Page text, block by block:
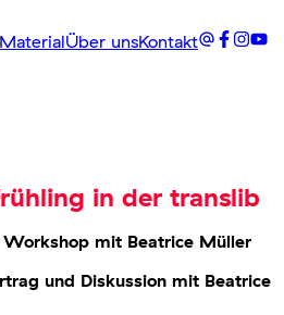
MaterialÜber unsKontakt
in der translib
mit Beatrice Müller
und Diskussion mit Beatrice